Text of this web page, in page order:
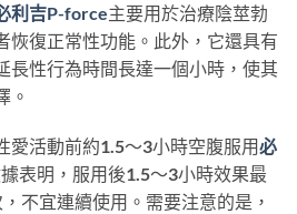
利吉P-force主要用於治療陰莖勃
恢復正常性功能。此外，它還具有
長性行為時間長達一個小時，使其
。
愛活動前約1.5～3小時空腹服用必
據表明，服用後1.5～3小時效果最
不宜連續使用。需要注意的是，